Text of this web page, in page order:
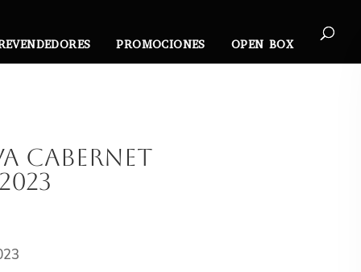
PROMOCIONES OPEN BOX
Cabernet